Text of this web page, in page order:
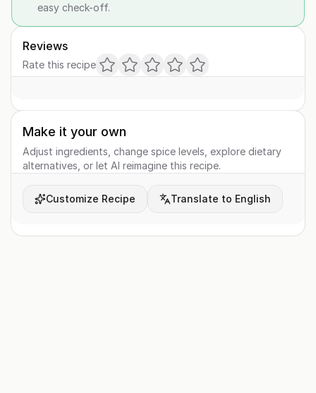
easy check-off.
Reviews
Rate this recipe
Make it your own
Adjust ingredients, change spice levels, explore dietary
alternatives, or let AI reimagine this recipe.
Customize Recipe Translate to English